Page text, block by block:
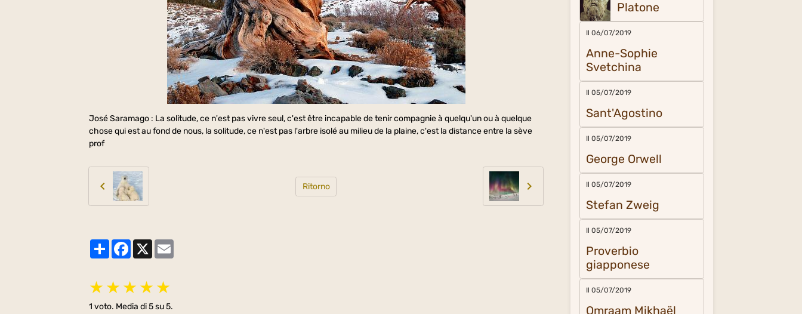
José Saramago : La solitude, ce n'est pas vivre seul, c'est être incapable de tenir compagnie à quelqu'un ou à quelque
chose qui est au fond de nous, la solitude, ce n'est pas l'arbre isolé au milieu de la plaine, c'est la distance entre la sève
prof
Ritorno
PartagerFacebook
X
★ ★ ★ ★ ★
1 voto. Media di5su 5.
Platone
Il 06/07/2019
Anne-Sophie
Svetchina
Il 05/07/2019
Sant'Agostino
Il 05/07/2019
George Orwell
Il 05/07/2019
Stefan Zweig
Il 05/07/2019
Proverbio
giapponese
Il 05/07/2019
Omraam Mikhaël